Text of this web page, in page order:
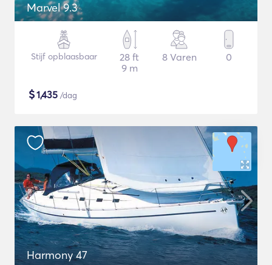
Marvel 9.3
Stijf opblaasbaar
28 ft
9 m
8 Varen 0
$1,435 /dag
Harmony 47